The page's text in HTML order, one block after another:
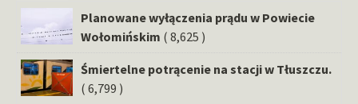
Planowane wyłączenia prądu w Powiecie
Wołomińskim ( 8,625 )
Śmiertelne potrącenie na stacji w Tłuszczu.
( 6,799 )